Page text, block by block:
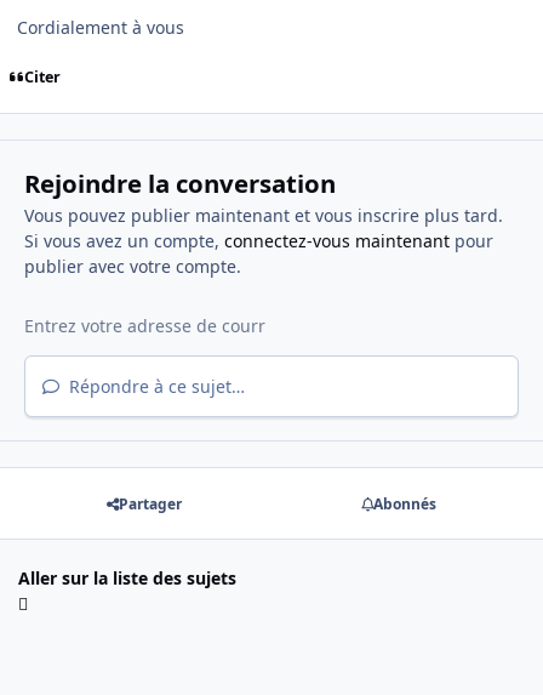
Cordialement à vous
Citer
Rejoindre la conversation
Vous pouvez publier maintenant et vous inscrire plus tard.
Si vous avez un compte, connectez-vous maintenantpour
publier avec votre compte.
Répondre à ce sujet…
Partager Abonnés
Aller sur la liste des sujets